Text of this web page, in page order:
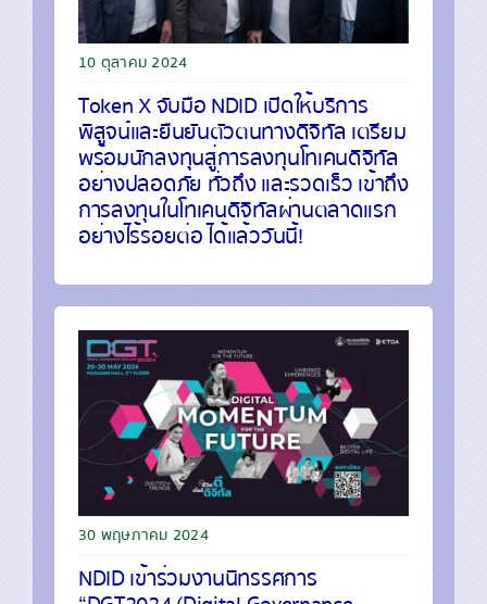
10 ตุลาคม 2024
Token X จับมือ NDID เปิดให้บริการ
พิสูจน์และยืนยันตัวตนทางดิจิทัล เตรียม
พร้อมนักลงทุนสู่การลงทุนโทเคนดิจิทัล
อย่างปลอดภัย ทั่วถึง และรวดเร็ว เข้าถึง
การลงทุนในโทเคนดิจิทัลผ่านตลาดแรก
อย่างไร้รอยต่อ ได้แล้ววันนี้!
30 พฤษภาคม 2024
NDID เข้าร่วมงานนิทรรศการ